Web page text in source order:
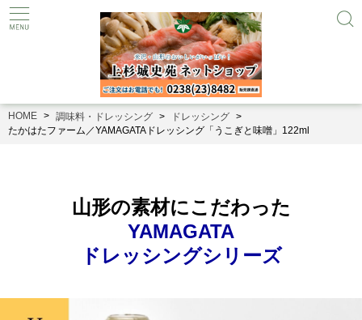
HOME 調味料・ドレッシング
ドレッシング
たかはたファーム／YAMAGATAドレッシング「うこぎと味噌」122ml
山形の素材にこだわった
YAMAGATA
ドレッシングシリーズ